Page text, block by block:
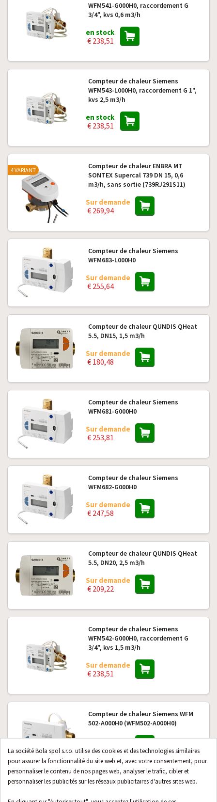
La société Bola spol s.r.o. utilise des cookies et des technologies similaires
pour assurer la fonctionnalité du site web et, avec votre consentement, pour
personnaliser le contenu de nos pages web, analyser le trafic, cibler et
personnaliser les publicités sur les réseaux publicitaires d'autres sites web.
WFM541-G000H0, raccordement G
3/4", kvs 0,6 m3/h
en stock
€ 238,51
Compteur de chaleur Siemens
WFM543-L000H0, raccordement G 1",
kvs 2,5 m3/h
en stock
€ 238,51
Compteur de chaleur ENBRA MT
SONTEX Supercal 739 DN 15, 0,6
m3/h, sans sortie (739RJ291S11)
Sur demande
€ 269,94
4 VARIANT
Compteur de chaleur Siemens
WFM683-L000H0
Sur demande
€ 255,64
Compteur de chaleur QUNDIS QHeat
5.5, DN15, 1,5 m3/h
Sur demande
€ 180,48
Compteur de chaleur Siemens
WFM681-G000H0
Sur demande
€ 253,81
Compteur de chaleur Siemens
WFM682-G000H0
Sur demande
€ 247,58
Compteur de chaleur QUNDIS QHeat
5.5, DN20, 2,5 m3/h
Sur demande
€ 209,22
Compteur de chaleur Siemens
WFM542-G000H0, raccordement G
3/4", kvs 1,5 m3/h
Sur demande
€ 238,51
Compteur de chaleur Siemens WFM
502-A000H0 (WFM502-A000H0)
Sur demande
€ 196,55
502-E000H4 (WFM502-E000H4)